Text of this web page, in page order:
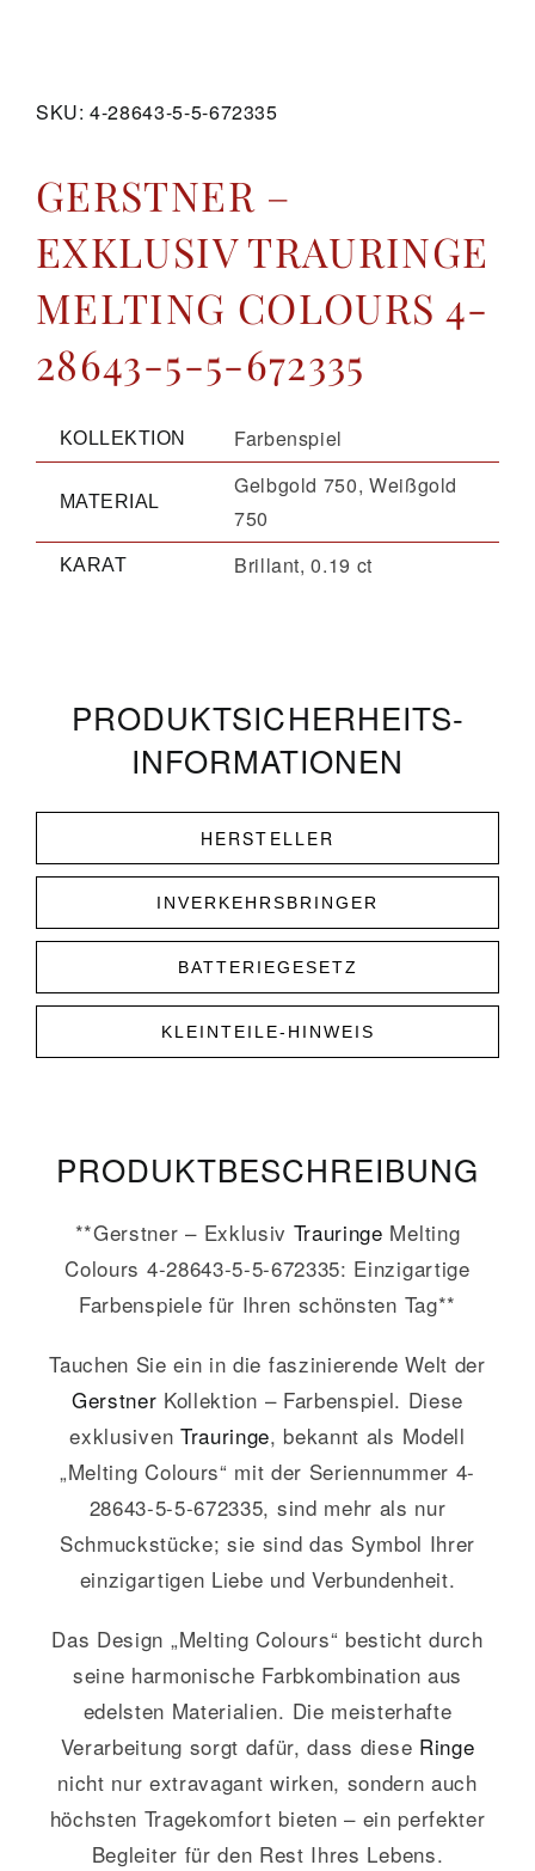
SKU:4-28643-5-5-672335
GERSTNER –
EXKLUSIV TRAURINGE
MELTING COLOURS 4-
28643-5-5-672335
KOLLEKTION Farbenspiel
MATERIAL
Gelbgold 750, Weißgold
750
KARAT Brillant, 0.19 ct
PRODUKT­­SICHERHEITS­
INFORMATIONEN
HERSTELLER
INVERKEHRSBRINGER
BATTERIEGESETZ
KLEINTEILE-HINWEIS
PRODUKT­­BESCHREIBUNG
**Gerstner – Exklusiv Trauringe Melting
Colours 4-28643-5-5-672335: Einzigartige
Farbenspiele für Ihren schönsten Tag**
Tauchen Sie ein in die faszinierende Welt der
Gerstner Kollektion – Farbenspiel. Diese
exklusiven Trauringe, bekannt als Modell
„Melting Colours“ mit der Seriennummer 4-
28643-5-5-672335, sind mehr als nur
Schmuckstücke; sie sind das Symbol Ihrer
einzigartigen Liebe und Verbundenheit.
Das Design „Melting Colours“ besticht durch
seine harmonische Farbkombination aus
edelsten Materialien. Die meisterhafte
Verarbeitung sorgt dafür, dass diese Ringe
nicht nur extravagant wirken, sondern auch
höchsten Tragekomfort bieten – ein perfekter
Begleiter für den Rest Ihres Lebens.